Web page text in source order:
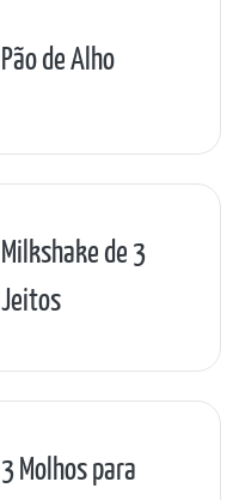
Pão de Alho
Milkshake de 3
Jeitos
3 Molhos para